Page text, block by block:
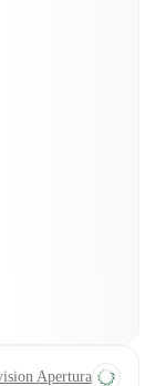
Apertura